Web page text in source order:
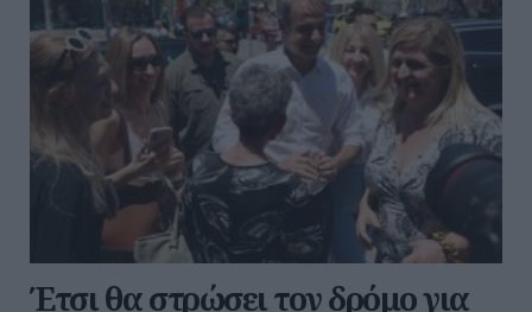
Έτσι θα στρώσει τον δρόμο για